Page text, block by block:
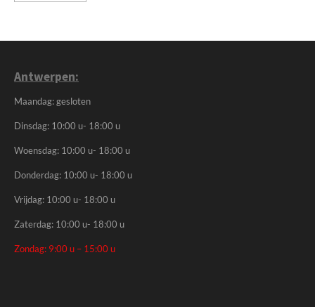
Antwerpen:
Maandag: gesloten
Dinsdag: 10:00 u- 18:00 u
Woensdag: 10:00 u- 18:00 u
Donderdag: 10:00 u- 18:00 u
Vrijdag: 10:00 u- 18:00 u
Zaterdag: 10:00 u- 18:00 u
Zondag: 9:00 u – 15:00 u